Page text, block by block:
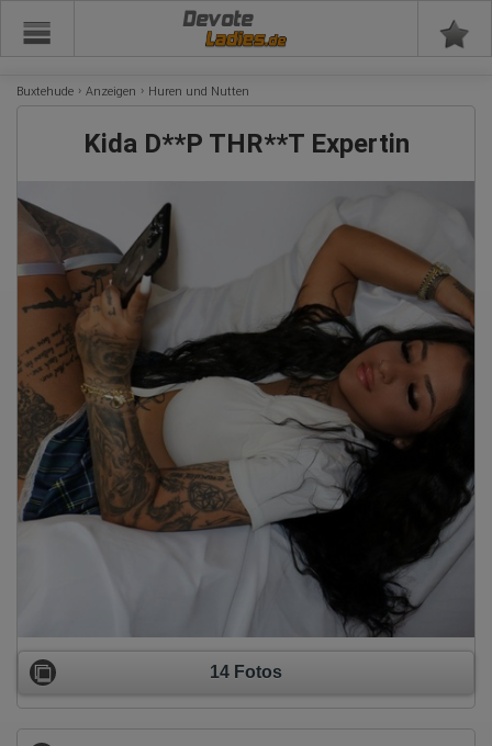
Devote
Buxtehude Anzeigen Huren und Nutten
Kida D**P THR**T Expertin
14 Fotos